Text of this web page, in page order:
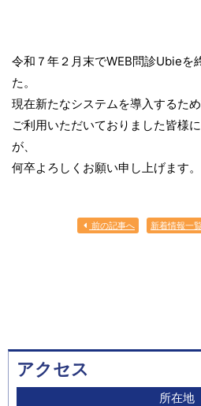
令和７年２月末でWEB問診Ubieを
た。
現在新たなシステムを導入するた
ご利用いただいておりました皆様
が、
何卒よろしくお願い申し上げます。
前の記事へ 新着情報一
アクセス
所在地